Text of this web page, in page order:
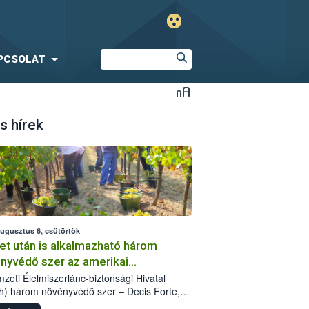
hírek
6, csütörtök
után is alkalmazható három
szer az amerikai
ellen
Élelmiszerlánc-biztonsági Hivatal
három növényvédő szer – Decis Forte,
24 EW, Oroganic – engedélyokiratát